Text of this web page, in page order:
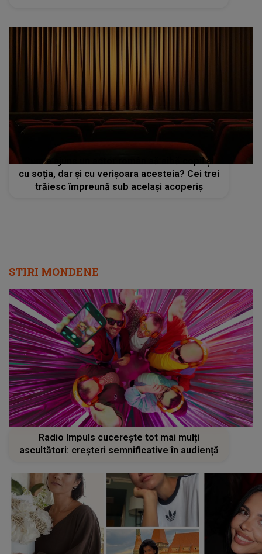
Cum a ajuns un actor român să aibă copil și
cu soția, dar și cu verișoara acesteia? Cei trei
trăiesc împreună sub același acoperiș
STIRI MONDENE
Radio Impuls cucerește tot mai mulți
ascultători: creșteri semnificative în audiență